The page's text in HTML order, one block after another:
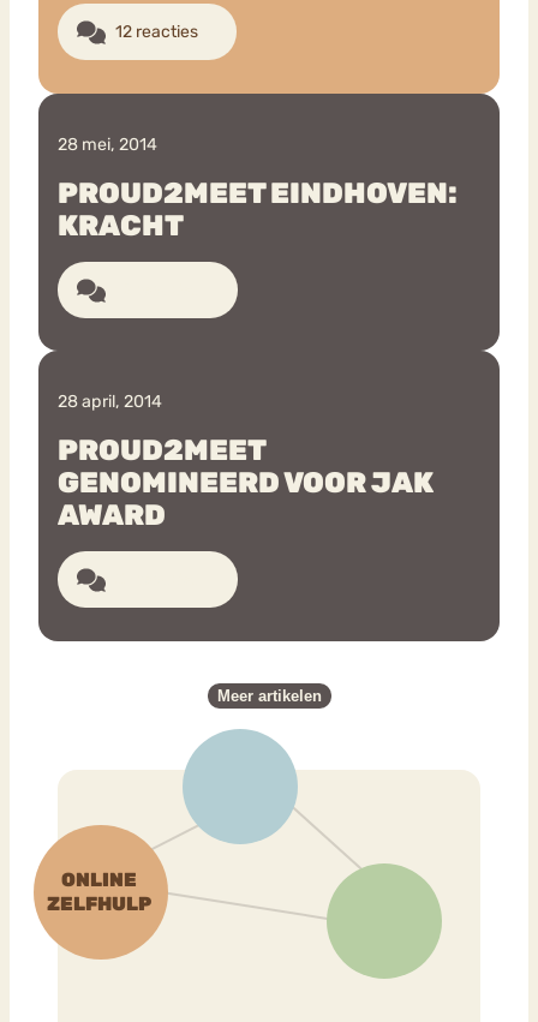
12 reacties
28 mei, 2014
PROUD2MEET EINDHOVEN:
KRACHT
28 april, 2014
PROUD2MEET
GENOMINEERD VOOR JAK
AWARD
Meer artikelen